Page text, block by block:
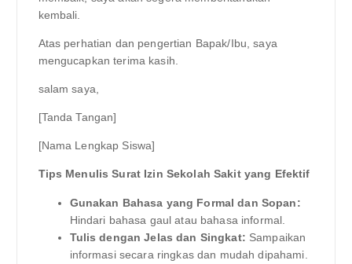
kembali.
Atas perhatian dan pengertian Bapak/Ibu, saya
mengucapkan terima kasih.
salam saya,
[Tanda Tangan]
[Nama Lengkap Siswa]
Tips Menulis Surat Izin Sekolah Sakit yang Efektif
Gunakan Bahasa yang Formal dan Sopan:
Hindari bahasa gaul atau bahasa informal.
Tulis dengan Jelas dan Singkat: Sampaikan
informasi secara ringkas dan mudah dipahami.